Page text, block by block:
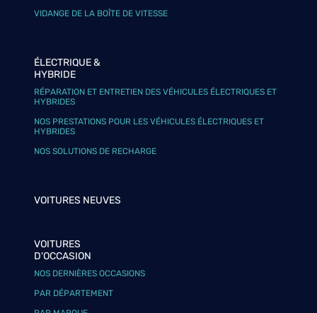
VIDANGE DE LA BOÎTE DE VITESSE
ÉLECTRIQUE &
HYBRIDE
RÉPARATION ET ENTRETIEN DES VÉHICULES ÉLECTRIQUES ET
HYBRIDES
NOS PRESTATIONS POUR LES VÉHICULES ÉLECTRIQUES ET
HYBRIDES
NOS SOLUTIONS DE RECHARGE
VOITURES NEUVES
VOITURES
D'OCCASION
NOS DERNIÈRES OCCASIONS
PAR DÉPARTEMENT